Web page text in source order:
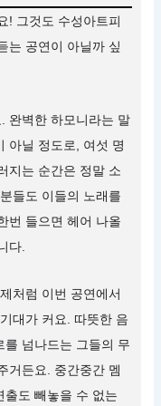
! 그것도 수성아트피
는 공연이 아닐까 싶
완벽한 하모니라는 말
아닐 정도로, 여섯 명
지는 순간은 정말 소
들도 이들의 노래를
번 들으면 헤어 나올
다.
처럼 이번 공연에서
대가 커요. 따뜻한 음
넘나드는 그들의 무
거든요. 중간중간 멤
출도 빼놓을 수 없는